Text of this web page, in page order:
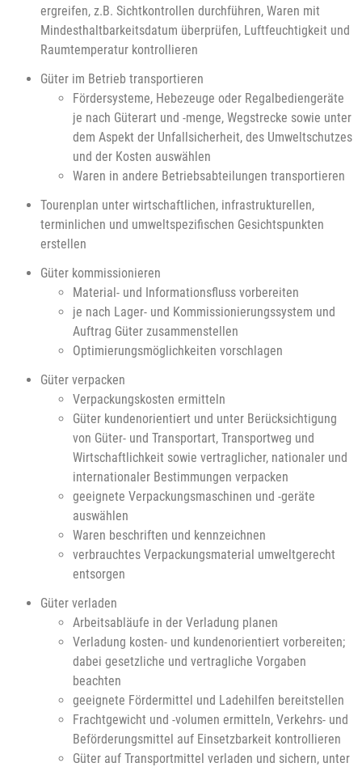
ergreifen, z.B. Sichtkontrollen durchführen, Waren mit
Mindesthaltbarkeitsdatum überprüfen, Luftfeuchtigkeit und
Raumtemperatur kontrollieren
Güter im Betrieb transportieren
Fördersysteme, Hebezeuge oder Regalbediengeräte
je nach Güterart und -menge, Wegstrecke sowie unter
dem Aspekt der Unfallsicherheit, des Umweltschutzes
und der Kosten auswählen
Waren in andere Betriebsabteilungen transportieren
Tourenplan unter wirtschaftlichen, infrastrukturellen,
terminlichen und umweltspezifischen Gesichtspunkten
erstellen
Güter kommissionieren
Material- und Informationsfluss vorbereiten
je nach Lager- und Kommissionierungssystem und
Auftrag Güter zusammenstellen
Optimierungsmöglichkeiten vorschlagen
Güter verpacken
Verpackungskosten ermitteln
Güter kundenorientiert und unter Berücksichtigung
von Güter- und Transportart, Transportweg und
Wirtschaftlichkeit sowie vertraglicher, nationaler und
internationaler Bestimmungen verpacken
geeignete Verpackungsmaschinen und -geräte
auswählen
Waren beschriften und kennzeichnen
verbrauchtes Verpackungsmaterial umweltgerecht
entsorgen
Güter verladen
Arbeitsabläufe in der Verladung planen
Verladung kosten- und kundenorientiert vorbereiten;
dabei gesetzliche und vertragliche Vorgaben
beachten
geeignete Fördermittel und Ladehilfen bereitstellen
Frachtgewicht und -volumen ermitteln, Verkehrs- und
Beförderungsmittel auf Einsetzbarkeit kontrollieren
Güter auf Transportmittel verladen und sichern, unter